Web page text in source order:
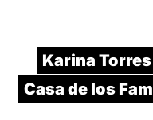
Karina
Casa de los